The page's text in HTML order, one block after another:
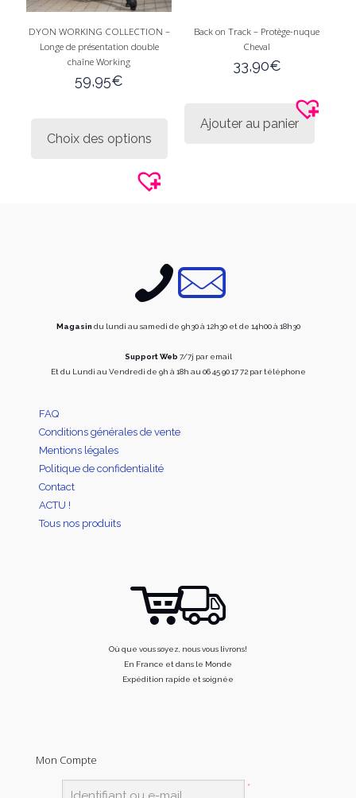
DYON WORKING COLLECTION –
Longe de présentation double
chaîne Working
59,95€
Choix des options
produit
sur
la
page
produit
Back on Track – Protège-nuque
Cheval
33,90€
Ajouter au panier
Magasin du lundi au samedi de 9h30 à 12h30 et de 14h00 à 18h30
Support Web 7/7j par email
Et du Lundi au Vendredi de 9h à 18h au 06 45 90 17 72 par téléphone
FAQ
Conditions générales de vente
Mentions légales
Politique de confidentialité
Contact
ACTU !
Tous nos produits
Où que vous soyez, nous vous livrons!
En France et dans le Monde
Expédition rapide et soignée
Mon Compte
*